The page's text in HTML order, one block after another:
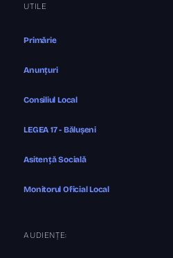
UTILE
Primărie
Anunțuri
Consiliul Local
LEGEA 17 - Bălușeni
Asitență Socială
Monitorul Oficial Local
AUDIENȚE: